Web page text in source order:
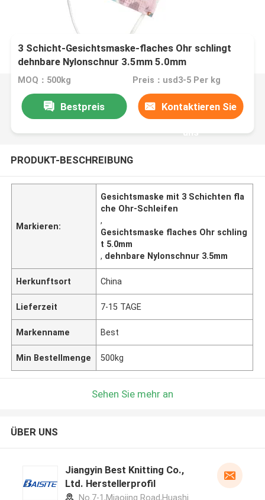
3 Schicht-Gesichtsmaske-flaches Ohr schlingt
dehnbare Nylonschnur 3.5mm 5.0mm
MOQ：500kg Preis：usd3-5 Per kg
Bestpreis Kontaktieren Sie
uns
PRODUKT-BESCHREIBUNG
Markieren:
Gesichtsmaske mit 3 Schichten fla
che Ohr-Schleifen
,
Gesichtsmaske flaches Ohr schling
t 5.0mm
, dehnbare Nylonschnur 3.5mm
Herkunftsort China
Lieferzeit 7-15 TAGE
Markenname Best
Min Bestellmenge 500kg
Sehen Sie mehr an
ÜBER UNS
Jiangyin Best Knitting Co.,
Ltd. Herstellerprofil
No.7-1,Miaojing Road,Huashi